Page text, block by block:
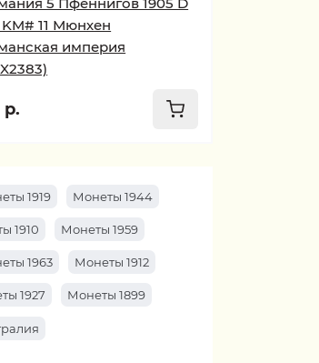
KM# 11 Мюнхен
империя
р.
1919 Монеты 1944
1910 Монеты 1959
1963 Монеты 1912
1927 Монеты 1899